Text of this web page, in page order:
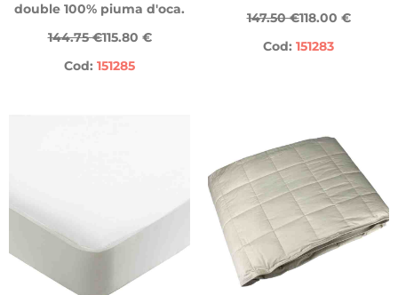
double 100% piuma d'oca.
144.75 €115.80 €
Cod: 151285
147.50 €118.00 €
Cod: 151283